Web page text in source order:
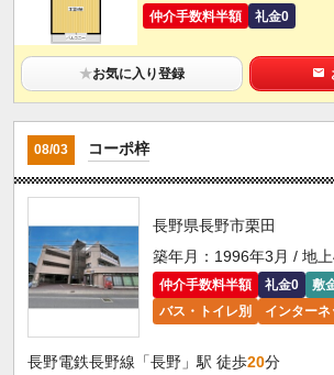
仲介手数料半額
礼金0
★お気に入り登録
08/03 コーポ梓
長野県長野市栗田
築年月：1996年3月 / 地
仲介手数料半額 礼金0
敷
バス・トイレ別
インター
長野電鉄長野線「長野」駅 徒歩20分